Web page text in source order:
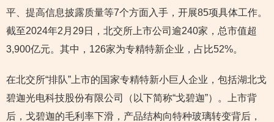
平、提高信息披露质量等7个方面入手，开展85项具体工作。
截至2024年2月29日，北交所上市公司逾240家，总市值超
3,900亿元。其中，126家为专精特新企业，占比52%。
在北交所“排队”上市的国家专精特新小巨人企业，包括湖北戈
碧迦光电科技股份有限公司（以下简称“戈碧迦”）。上市背
后，戈碧迦的毛利率下滑，产品结构向特种玻璃转变背后，